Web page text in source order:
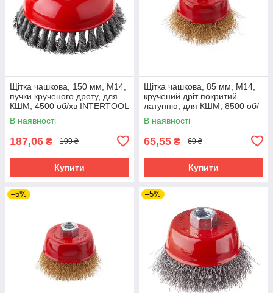
Щітка чашкова, 150 мм, M14,
пучки крученого дроту, для
КШМ, 4500 об/хв INTERTOOL
BT-2150
В наявності
187,06 ₴ 199 ₴
Купити
Щітка чашкова, 85 мм, M14,
кручений дріт покритий
латунню, для КШМ, 8500 об/
хв INTERTOOL BT-1086
В наявності
65,55 ₴ 69 ₴
Купити
–5% –5%